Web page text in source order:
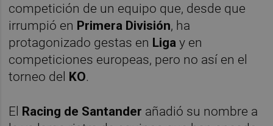
competición de un equipo que, desde que
irrumpió en Primera División, ha
protagonizado gestas en Liga y en
competiciones europeas, pero no así en el
torneo del KO.
El Racing de Santander añadió su nombre a